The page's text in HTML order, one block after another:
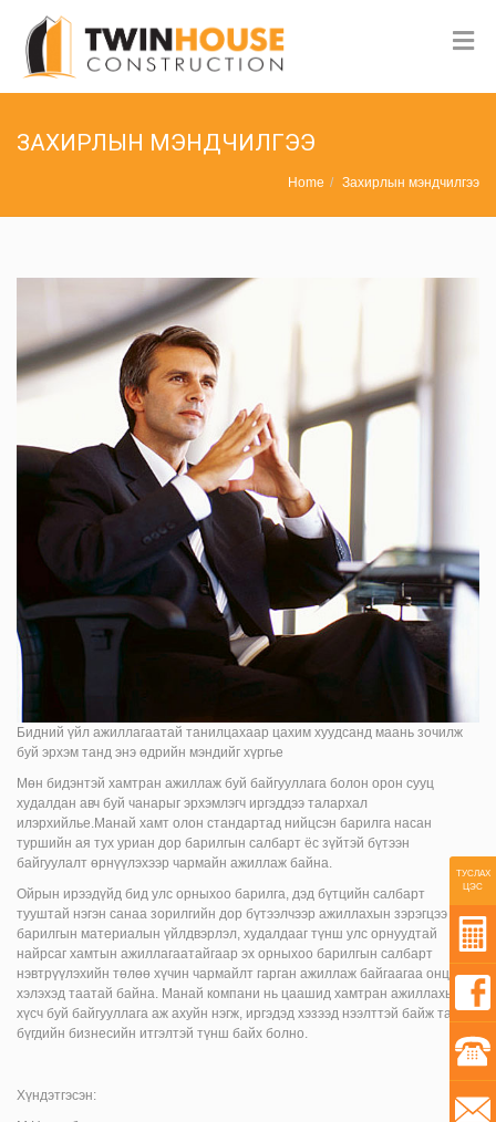
ЗАХИРЛЫН МЭНДЧИЛГЭЭ
Home Захирлын мэндчилгээ
Бидний үйл ажиллагаатай танилцахаар цахим хуудсанд маань зочилж
буй эрхэм танд энэ өдрийн мэндийг хүргье
Мөн бидэнтэй хамтран ажиллаж буй байгууллага болон орон сууц
худалдан авч буй чанарыг эрхэмлэгч иргэддээ талархал
илэрхийлье.Манай хамт олон стандартад нийцсэн барилга насан
туршийн ая тух уриан дор барилгын салбарт ёс зүйтэй бүтээн
байгуулалт өрнүүлэхээр чармайн ажиллаж байна.
Ойрын ирээдүйд бид улс орныхоо барилга, дэд бүтцийн салбарт
тууштай нэгэн санаа зорилгийн дор бүтээлчээр ажиллахын зэрэгцээ
барилгын материалын үйлдвэрлэл, худалдааг түнш улс орнуудтай
найрсаг хамтын ажиллагаатайгаар эх орныхоо барилгын салбарт
нэвтрүүлэхийн төлөө хүчин чармайлт гарган ажиллаж байгаагаа онцлон
хэлэхэд таатай байна. Манай компани нь цаашид хамтран ажиллахыг
хүсч буй байгууллага аж ахуйн нэгж, иргэдэд хэзээд нээлттэй байж та
бүгдийн бизнесийн итгэлтэй түнш байх болно.
Хүндэтгэсэн:
ТУСЛАХ
ЦЭС